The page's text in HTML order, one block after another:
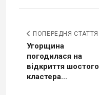
ПОПЕРЕДНЯ СТАТТЯ
Угорщина
погодилася на
відкриття шостого
кластера...